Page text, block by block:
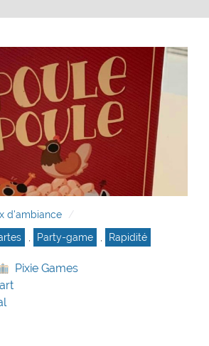
d'ambiance
, Party-game , Rapidité
Pixie Games